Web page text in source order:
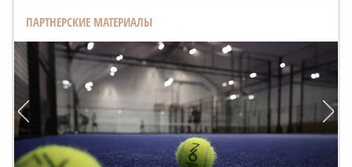
ПАРТНЕРСКИЕ МАТЕРИАЛЫ